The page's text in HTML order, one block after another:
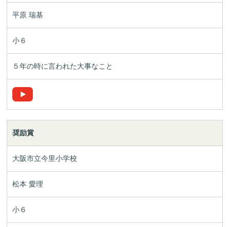
平原 瑞基
小６
５年の時に言われた大事なこと
奨励賞
大阪市立今里小学校
松本 愛理
小６